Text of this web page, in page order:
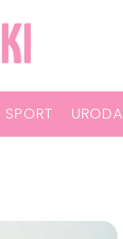
SPORT URODA